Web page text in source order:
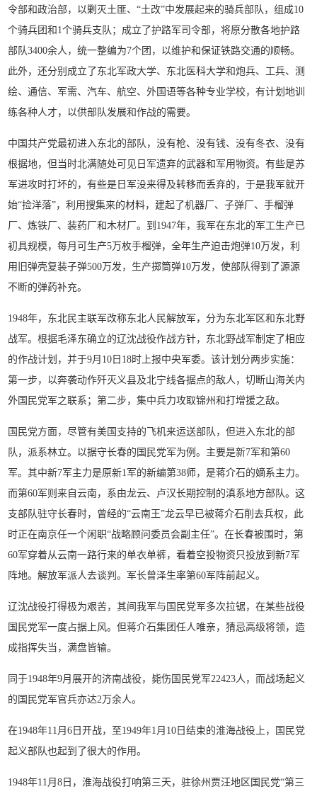
令部和政治部，以剿灭土匪、“土改”中发展起来的骑兵部队，组成10
个骑兵团和1个骑兵支队；成立了护路军司令部，将原分散各地护路
部队3400余人，统一整编为7个团，以维护和保证铁路交通的顺畅。
此外，还分别成立了东北军政大学、东北医科大学和炮兵、工兵、测
绘、通信、军需、汽车、航空、外国语等各种专业学校，有计划地训
练各种人才，以供部队发展和作战的需要。
中国共产党最初进入东北的部队，没有枪、没有钱、没有冬衣、没有
根据地，但当时北满随处可见日军遗弃的武器和军用物资。有些是苏
军进攻时打坏的，有些是日军没来得及转移而丢弃的，于是我军就开
始“捡洋落”，利用搜集来的材料，建起了机器厂、子弹厂、手榴弹
厂、炼铁厂、装药厂和木材厂。到1947年，我军在东北的军工生产已
初具规模，每月可生产5万枚手榴弹，全年生产迫击炮弹10万发，利
用旧弹壳复装子弹500万发，生产掷筒弹10万发，使部队得到了源源
不断的弹药补充。
1948年，东北民主联军改称东北人民解放军，分为东北军区和东北野
战军。根据毛泽东确立的辽沈战役作战方针，东北野战军制定了相应
的作战计划，并于9月10日18时上报中央军委。该计划分两步实施：
第一步，以奔袭动作歼灭义县及北宁线各据点的敌人，切断山海关内
外国民党军之联系；第二步，集中兵力攻取锦州和打增援之敌。
国民党方面，尽管有美国支持的飞机来运送部队，但进入东北的部
队，派系林立。以据守长春的国民党军为例。主要是新7军和第60
军。其中新7军主力是原新1军的新编第38师，是蒋介石的嫡系主力。
而第60军则来自云南，系由龙云、卢汉长期控制的滇系地方部队。这
支部队驻守长春时，曾经的“云南王”龙云早已被蒋介石削去兵权，此
时正在南京任一个闲职“战略顾问委员会副主任”。在长春被围时，第
60军穿着从云南一路行来的单衣单裤，看着空投物资只投放到新7军
阵地。解放军派人去谈判。军长曾泽生率第60军阵前起义。
辽沈战役打得极为艰苦，其间我军与国民党军多次拉锯，在某些战役
国民党军一度占据上风。但蒋介石集团任人唯亲，猜忌高级将领，造
成指挥失当，满盘皆输。
同于1948年9月展开的济南战役，毙伤国民党军22423人，而战场起义
的国民党军官兵亦达2万余人。
在1948年11月6日开战，至1949年1月10日结束的淮海战役上，国民党
起义部队也起到了很大的作用。
1948年11月8日，淮海战役打响第三天，驻徐州贾汪地区国民党“第三